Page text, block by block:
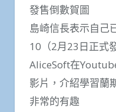
發售倒數賀圖
島崎信長表示自己
10（2月23日正式
AliceSoft在
影片，介紹學習蘭
非常的有趣